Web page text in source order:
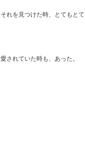
それを見つけた時、とてもと
愛されていた時も、あった。